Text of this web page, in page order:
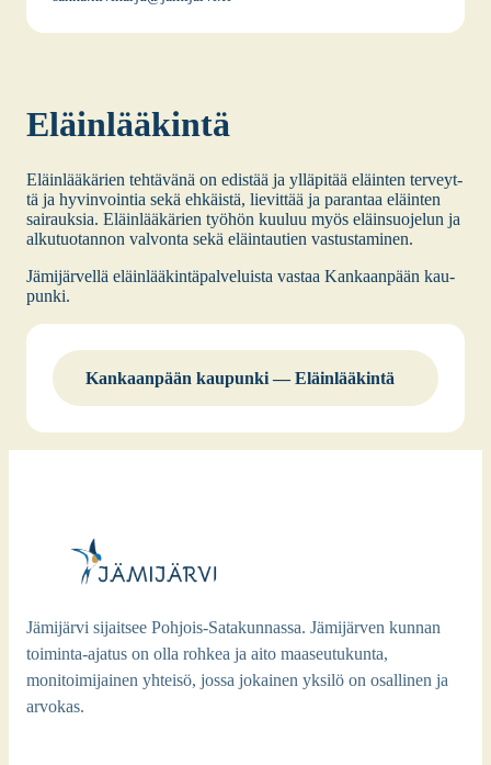
Eläin­lää­kin­tä
Eläin­lää­kä­rien teh­tä­vä­nä on edis­tää ja yllä­pi­tää eläin­ten ter­veyt­
tä ja hyvin­voin­tia sekä ehkäis­tä, lie­vit­tää ja paran­taa eläin­ten
sai­rauk­sia. Eläin­lää­kä­rien työ­hön kuu­luu myös eläin­suo­je­lun ja
alku­tuo­tan­non val­von­ta sekä eläin­tau­tien vas­tus­ta­mi­nen.
Jämi­jär­vel­lä eläin­lää­kin­tä­pal­ve­luis­ta vas­taa Kan­kaan­pään kau­
pun­ki.
Kan­kaan­pään kau­pun­ki — Eläin­lää­kin­tä
Jämijärvi sijaitsee Pohjois-Satakunnassa. Jämijärven kunnan
toiminta-ajatus on olla rohkea ja aito maaseutukunta,
monitoimijainen yhteisö, jossa jokainen yksilö on osallinen ja
arvokas.